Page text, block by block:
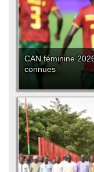
CAN féminine
connues